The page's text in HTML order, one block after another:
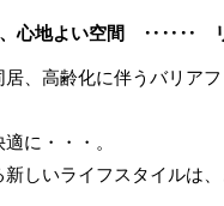
、心地よい空間 ‥‥‥
、高齢化に伴うバリア
に・・・。
しいライフスタイルは